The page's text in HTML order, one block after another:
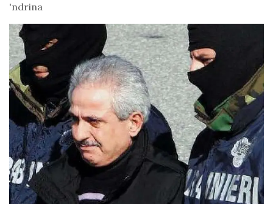
'ndrina